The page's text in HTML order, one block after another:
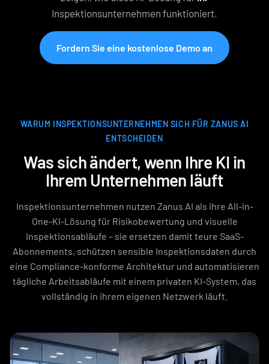
Inspektionsunternehmen funktioniert.
Fordern Sie eine kostenlose Demo an
WARUM INSPEKTIONSUNTERNEHMEN SICH FÜR ZANUS AI
ENTSCHEIDEN
Was sich ändert, wenn Ihre KI in
Ihrem Unternehmen läuft
Inspektionsunternehmen nutzen Zanus AI als ihre All-in-
One-KI-Lösung für Risikobewertung und visuelle
Inspektionsabläufe – sie ersetzen damit teure SaaS-
Abonnements, schützen sensible Inspektionsdaten durch
eine Compliance-konforme Architektur und automatisieren
tägliche Arbeitsabläufe mit einem privaten KI-System, das
vollständig in ihrem eigenen Netzwerk läuft.